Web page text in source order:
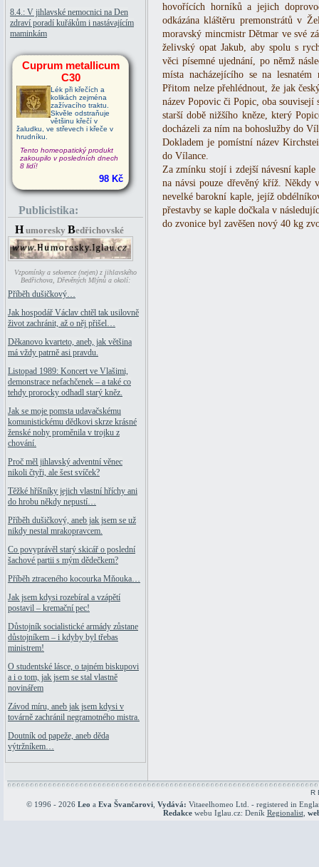
8.4.: V jihlavské nemocnici na Den
zdraví poradí kuřákům i nastávajícím
maminkám
Cuprum metallicum
C30
Lék při křečích a
kolikách zejména
zažívacího traktu.
Skvěle odstraňuje
většinu křečí v
žaludku, ve střevech i křeče v
hrudníku.
Tento homeopatický produkt
zakoupilo v posledních dnech
8 lidí!
98 Kč
Publicistika:
H umoresky Bedřichovské
Vzpomínky a sekvence (nejen) z jihlavského
Bedřichova, Dřevěných Mlýnů a okolí:
Příběh dušičkový…
Jak hospodář Václav chtěl tak usilovně
život zachránit, až o něj přišel…
Děkanovo kvarteto, aneb, jak většina
má vždy patrně asi pravdu.
Listopad 1989: Koncert ve Vlašimi,
demonstrace nefachčenek – a také co
tehdy prorocky odhadl starý kněz.
Jak se moje pomsta udavačskému
komunistickému dědkovi skrze krásné
ženské nohy proměnila v trojku z
chování.
Proč měl jihlavský adventní věnec
nikoli čtyři, ale šest svíček?
Těžké hříšníky jejich vlastní hříchy ani
do hrobu někdy nepustí…
Příběh dušičkový, aneb jak jsem se už
nikdy nestal mrakopravcem.
Co povyprávěl starý skicář o poslední
šachové partii s mým dědečkem?
Příběh ztraceného kocourka Mňouka…
Jak jsem kdysi rozebíral a vzápětí
postavil – kremační pec!
Důstojník socialistické armády zůstane
důstojníkem – i kdyby byl třebas
ministrem!
O studentské lásce, o tajném biskupovi
a i o tom, jak jsem se stal vlastně
novinářem
Závod míru, aneb jak jsem kdysi v
továrně zachránil negramotného mistra.
Doutník od papeže, aneb děda
výtržníkem…
hovořících horníků a jejich
odkázána kláštěru premonstrátů v
moravský mincmistr Dětmar ve své
želivský opat Jakub, aby spolu s
věci písemné ujednání, po němž
místa nacházejícího se na
Přitom nelze přehlédnout, že jak
název Popovic či Popic, oba
starší době nižšího kněze, který
docházeli za ním na bohoslužby do
Dokladem je pomístní název
do Vílance.
Za zmínku stojí i zdejší návesní
na návsi pouze dřevěný kříž. Někdy
nevelké barokní kaple, jejíž
přestavby se kaple dočkala v
do zvonice byl zavěšen nový 40 kg
R
© 1996 - 2026 Leo a Eva Švančarovi, Vydává: Vitaeelhomeo Ltd. - registered in
Redakcewebu Iglau.cz: Deník Regionalist,